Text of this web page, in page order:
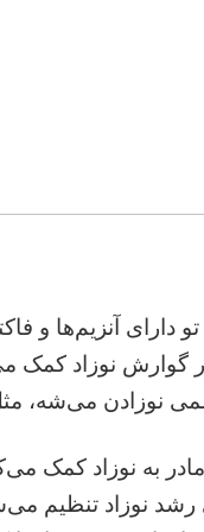
دارای آنزیم‌ها و
گوارش نوزاد کمک
نوزادن می‌شه،
به نوزاد کمک
نوزاد تنظیم